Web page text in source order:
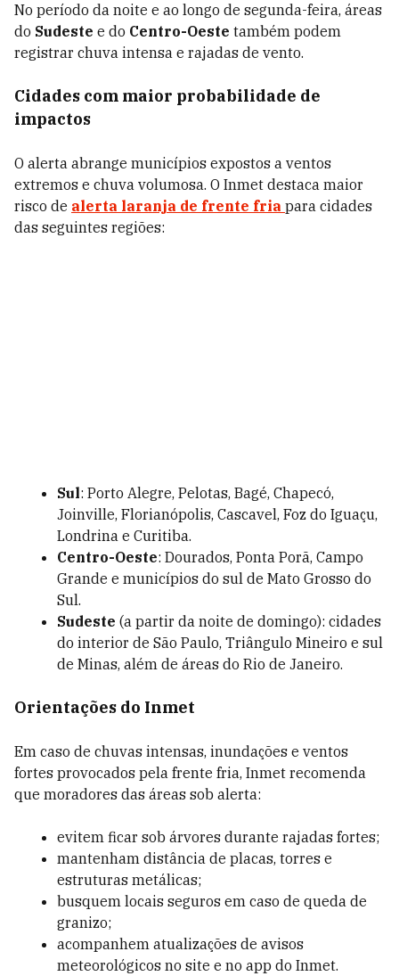
No período da noite e ao longo de segunda-feira, áreas
do Sudeste e do Centro-Oeste também podem
registrar chuva intensa e rajadas de vento.
Cidades com maior probabilidade de
impactos
O alerta abrange municípios expostos a ventos
extremos e chuva volumosa. O Inmet destaca maior
risco de alerta laranja de frente fria para cidades
das seguintes regiões:
Sul: Porto Alegre, Pelotas, Bagé, Chapecó,
Joinville, Florianópolis, Cascavel, Foz do Iguaçu,
Londrina e Curitiba.
Centro-Oeste: Dourados, Ponta Porã, Campo
Grande e municípios do sul de Mato Grosso do
Sul.
Sudeste (a partir da noite de domingo): cidades
do interior de São Paulo, Triângulo Mineiro e sul
de Minas, além de áreas do Rio de Janeiro.
Orientações do Inmet
Em caso de chuvas intensas, inundações e ventos
fortes provocados pela frente fria, Inmet recomenda
que moradores das áreas sob alerta:
evitem ficar sob árvores durante rajadas fortes;
mantenham distância de placas, torres e
estruturas metálicas;
busquem locais seguros em caso de queda de
granizo;
acompanhem atualizações de avisos
meteorológicos no site e no app do Inmet.